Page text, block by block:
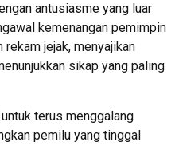
antusiasme yang luar
kemenangan pemimpin
jejak, menyajikan
sikap yang paling
terus menggalang
pemilu yang tinggal